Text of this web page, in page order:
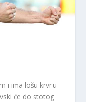
i ima lošu krvnu
će do stotog